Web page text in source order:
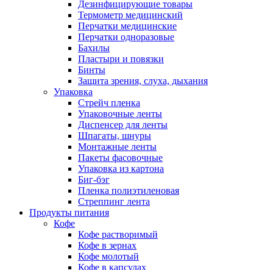
Дезинфицирующие товары
Термометр медицинский
Перчатки медицинские
Перчатки одноразовые
Бахилы
Пластыри и повязки
Бинты
Защита зрения, слуха, дыхания
Упаковка
Стрейч пленка
Упаковочные ленты
Диспенсер для ленты
Шпагаты, шнуры
Монтажные ленты
Пакеты фасовочные
Упаковка из картона
Биг-бэг
Пленка полиэтиленовая
Стреппинг лента
Продукты питания
Кофе
Кофе растворимый
Кофе в зернах
Кофе молотый
Кофе в капсулах